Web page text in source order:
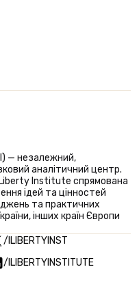
— незалежний,
аналітичний центр.
Institute спрямована
ідей та цінностей
та практичних
інших країн Європи
/ILIBERTYINST
/ILIBERTYINSTITUTE